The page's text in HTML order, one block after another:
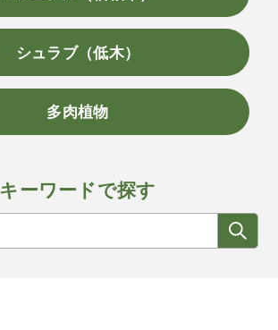
シュラブ（低木）
多肉植物
キーワードで探す